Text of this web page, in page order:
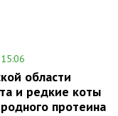
области
и редкие коты
протеина